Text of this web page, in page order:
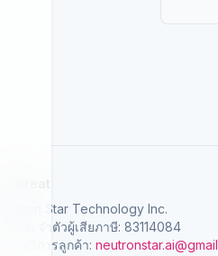
Neutron Star Technology Inc.
เลขประจำตัวผู้เสียภาษี: 83114084
อีเมลบริการลูกค้า: